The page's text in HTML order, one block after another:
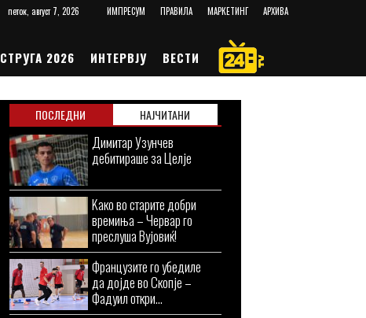
петок, август 7, 2026 ИМПРЕСУМ ПРАВИЛА МАРКЕТИНГ АРХИВА
СТРУГА 2026 ИНТЕРВЈУ ВЕСТИ
ПОСЛЕДНИ НАЈЧИТАНИ
Димитар Узунчев
дебитираше за Целје
Kaко во старите добри
времиња – Червар го
преслуша Вујовиќ!
Французите го убедиле
да дојде во Скопје –
Фадуил откри...